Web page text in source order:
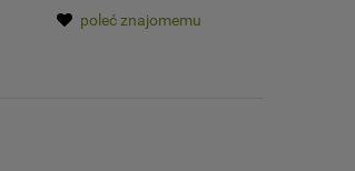
poleć znajomemu